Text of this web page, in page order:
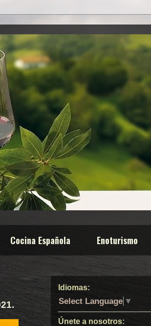
Cocina Española Enoturismo
Idiomas:
Select Language ▼
Únete a nosotros: